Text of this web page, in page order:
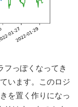
フっぽくなってき
います。このロジ
を置く作りになっ